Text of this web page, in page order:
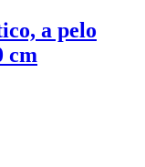
a pelo
cm